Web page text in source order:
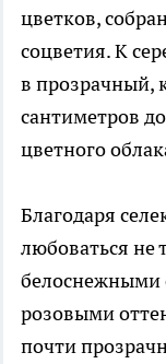
цветков,
соцветия. К
в прозрачный,
сантиметров
цветного
Благодаря
любоваться не
белоснежными
розовыми
почти